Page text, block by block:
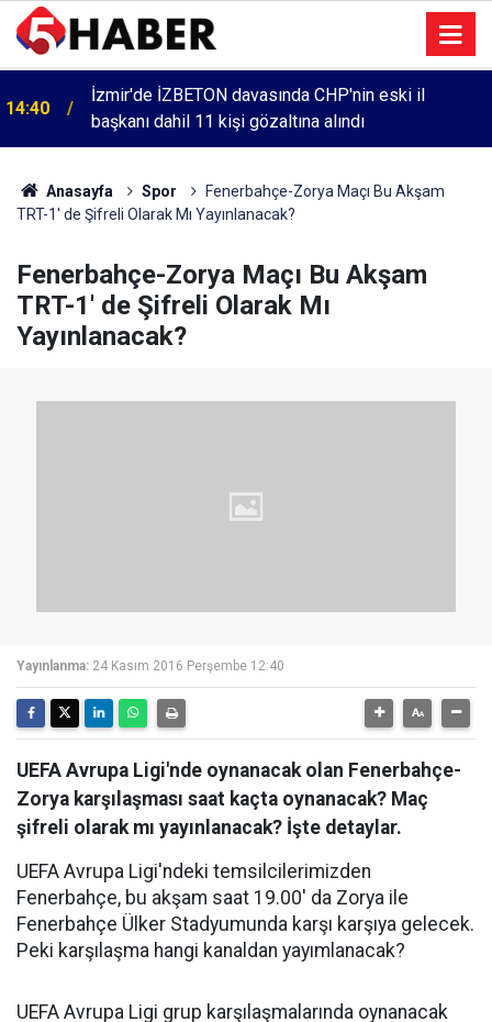
14:40
İzmir'de İZBETON davasında CHP'nin eski il
başkanı dahil 11 kişi gözaltına alındı
Anasayfa Spor
Fenerbahçe-Zorya Maçı Bu Akşam
TRT-1' de Şifreli Olarak Mı Yayınlanacak?
Fenerbahçe-Zorya Maçı Bu Akşam
TRT-1' de Şifreli Olarak Mı
Yayınlanacak?
Yayınlanma: 24 Kasım 2016 Perşembe 12:40
UEFA Avrupa Ligi'nde oynanacak olan Fenerbahçe-
Zorya karşılaşması saat kaçta oynanacak? Maç
şifreli olarak mı yayınlanacak? İşte detaylar.
UEFA Avrupa Ligi'ndeki temsilcilerimizden
Fenerbahçe, bu akşam saat 19.00' da Zorya ile
Fenerbahçe Ülker Stadyumunda karşı karşıya gelecek.
Peki karşılaşma hangi kanaldan yayımlanacak?
UEFA Avrupa Ligi grup karşılaşmalarında oynanacak